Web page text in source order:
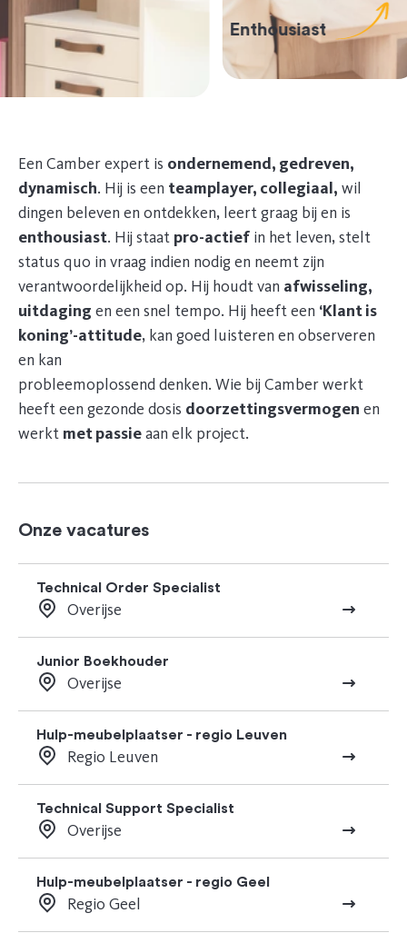
Enthousiast
Een Camber expert is ondernemend, gedreven,
dynamisch. Hij is een teamplayer, collegiaal, wil
dingen beleven en ontdekken, leert graag bij en is
enthousiast. Hij staat pro-actief in het leven, stelt
status quo in vraag indien nodig en neemt zijn
verantwoordelijkheid op. Hij houdt van afwisseling,
uitdaging en een snel tempo. Hij heeft een ‘Klant is
koning’-attitude, kan goed luisteren en observeren
en kan
probleemoplossend denken. Wie bij Camber werkt
heeft een gezonde dosis doorzettingsvermogen en
werkt met passieaan elk project.
Onze vacatures
Technical Order Specialist
Overijse
Junior Boekhouder
Overijse
Hulp-meubelplaatser - regio Leuven
Regio Leuven
Technical Support Specialist
Overijse
Hulp-meubelplaatser - regio Geel
Regio Geel